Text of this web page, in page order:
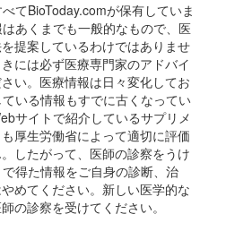
てBioToday.comが保有していま
あくまでも一般的なもので、医
提案しているわけではありませ
には必ず医療専門家のアドバイ
い。医療情報は日々変化してお
いる情報もすでに古くなってい
サイトで紹介しているサプリメ
厚生労働省によって適切に評価
したがって、医師の診察をうけ
得た情報をご自身の診断、治
めてください。新しい医学的な
の診察を受けてください。